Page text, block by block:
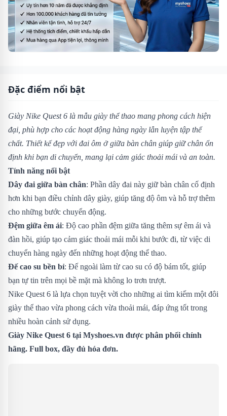
Đặc điểm nổi bật
Giày Nike Quest 6 là mẫu giày thể thao mang phong cách hiện
đại, phù hợp cho các hoạt động hàng ngày lẫn luyện tập thể
chất. Thiết kế đẹp với đai ôm ở giữa bàn chân giúp giữ chân ổn
định khi bạn di chuyển, mang lại cảm giác thoải mái và an toàn.
Tính năng nổi bật
Dây đai giữa bàn chân: Phần dây đai này giữ bàn chân cố định
hơn khi bạn điều chỉnh dây giày, giúp tăng độ ôm và hỗ trợ thêm
cho những bước chuyển động.
Đệm giữa êm ái: Độ cao phần đệm giữa tăng thêm sự êm ái và
đàn hồi, giúp tạo cảm giác thoải mái mỗi khi bước đi, từ việc di
chuyển hàng ngày đến những hoạt động thể thao.
Đế cao su bền bỉ: Đế ngoài làm từ cao su có độ bám tốt, giúp
bạn tự tin trên mọi bề mặt mà không lo trơn trượt.
Nike Quest 6 là lựa chọn tuyệt vời cho những ai tìm kiếm một đôi
giày thể thao vừa phong cách vừa thoải mái, đáp ứng tốt trong
nhiều hoàn cảnh sử dụng.
Giày Nike Quest 6 tại Myshoes.vn được phân phối chính
hãng. Full box, đầy đủ hóa đơn.